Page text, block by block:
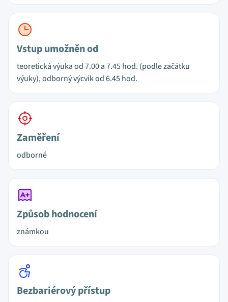
Vstup umožněn od
teoretická výuka od 7.00 a 7.45 hod. (podle začátku
výuky), odborný výcvik od 6.45 hod.
Zaměření
odborné
Způsob hodnocení
známkou
Bezbariérový přístup